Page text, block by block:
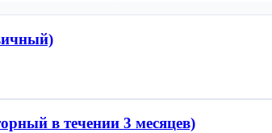
в течении 3 месяцев)